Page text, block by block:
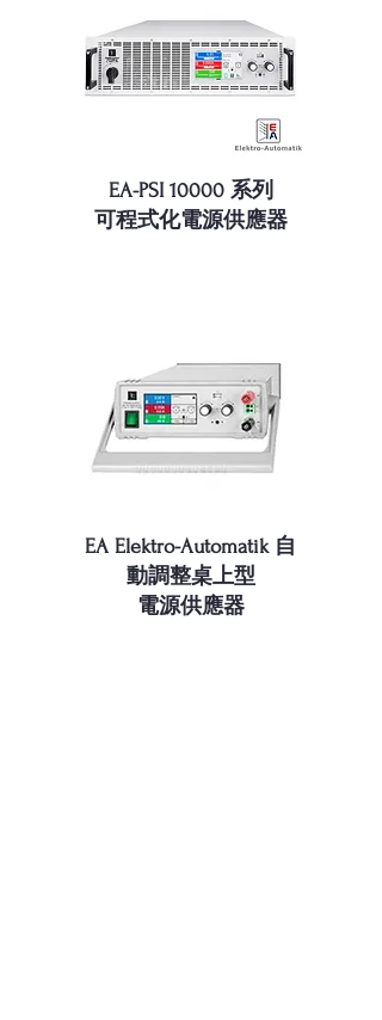
EA-PSI 10000 系列
可程式化電源供應器
EA Elektro-Automatik 自
動調整桌上型
電源供應器